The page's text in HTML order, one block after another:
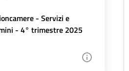
- Servizi e
- 4° trimestre 2025